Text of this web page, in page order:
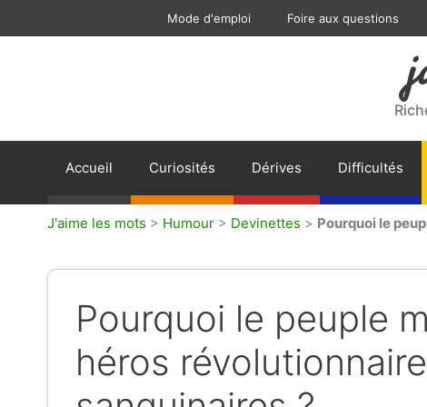
Mode d'emploi Foire aux questions
Accueil Curiosités Dérives Difficultés
J'aime les mots > Humour > Devinettes > Pourquoi le
Pourquoi le peuple
héros